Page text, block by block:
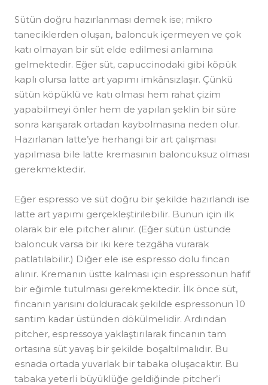
Sütün doğru hazırlanması demek ise; mikro
taneciklerden oluşan, baloncuk içermeyen ve çok
katı olmayan bir süt elde edilmesi anlamına
gelmektedir. Eğer süt, capuccinodaki gibi köpük
kaplı olursa latte art yapımı imkânsızlaşır. Çünkü
sütün köpüklü ve katı olması hem rahat çizim
yapabilmeyi önler hem de yapılan şeklin bir süre
sonra karışarak ortadan kaybolmasına neden olur.
Hazırlanan latte’ye herhangi bir art çalışması
yapılmasa bile latte kremasının baloncuksuz olması
gerekmektedir.
Eğer espresso ve süt doğru bir şekilde hazırlandı ise
latte art yapımı gerçekleştirilebilir. Bunun için ilk
olarak bir ele pitcher alınır. (Eğer sütün üstünde
baloncuk varsa bir iki kere tezgâha vurarak
patlatılabilir.) Diğer ele ise espresso dolu fincan
alınır. Kremanın üstte kalması için espressonun hafif
bir eğimle tutulması gerekmektedir. İlk önce süt,
fincanın yarısını dolduracak şekilde espressonun 10
santim kadar üstünden dökülmelidir. Ardından
pitcher, espressoya yaklaştırılarak fincanın tam
ortasına süt yavaş bir şekilde boşaltılmalıdır. Bu
esnada ortada yuvarlak bir tabaka oluşacaktır. Bu
tabaka yeterli büyüklüğe geldiğinde pitcher’i